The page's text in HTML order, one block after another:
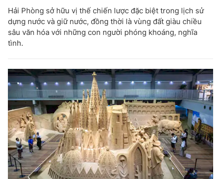
Hải Phòng sở hữu vị thế chiến lược đặc biệt trong lịch sử
dựng nước và giữ nước, đồng thời là vùng đất giàu chiều
sâu văn hóa với những con người phóng khoáng, nghĩa
tình.